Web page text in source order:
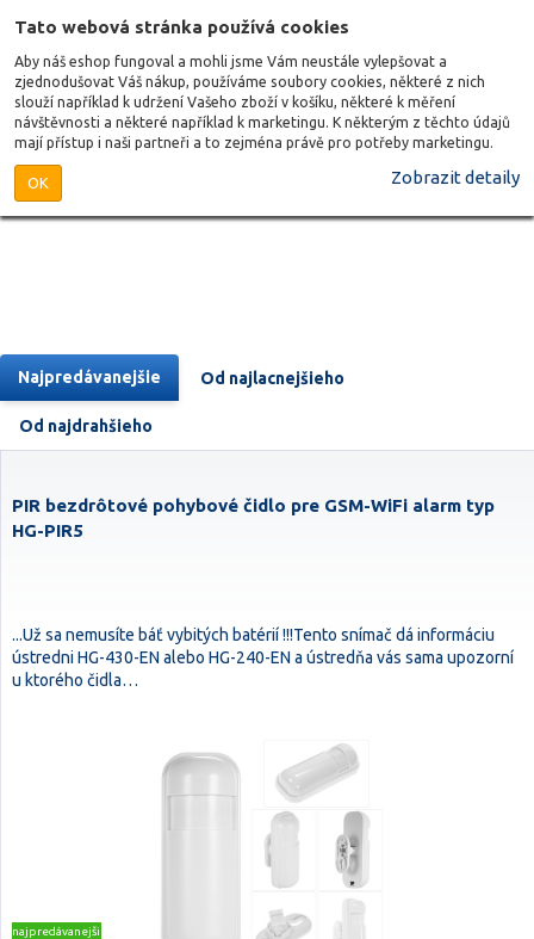
Tato webová stránka používá cookies
Aby náš eshop fungoval a mohli jsme Vám neustále vylepšovat a
zjednodušovat Váš nákup, používáme soubory cookies, některé z nich
slouží například k udržení Vašeho zboží v košíku, některé k měření
návštěvnosti a některé například k marketingu. K některým z těchto údajů
mají přístup i naši partneři a to zejména právě pro potřeby marketingu.
OK Zobrazit detaily
Najpredávanejšie Od najlacnejšieho
Od najdrahšieho
PIR bezdrôtové pohybové čidlo pre GSM-WiFi alarm typ
HG-PIR5
...Už sa nemusíte báť vybitých batérií !!!Tento snímač dá informáciu
ústredni HG-430-EN alebo HG-240-EN a ústredňa vás sama upozorní
u ktorého čidla…
najpredávanejšie